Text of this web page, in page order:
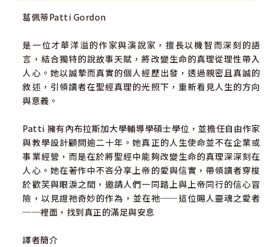
葛佩蒂Patti Gordon
是一位才華洋溢的作家與演說家，擅長以機智而深刻的語
言，結合獨特的說故事天賦，將改變生命的真理從理性帶入
人心。她以誠摯而真實的個人經歷出發，透過親密且真誠的
敘述，引領讀者在聖經真理的光照下，重新看見人生的方向
與意義。
Patti 擁有內布拉斯加大學輔導學碩士學位，並擔任自由作家
與教學設計顧問逾二十年。她真正的人生使命並不在企業或
事業經營，而是在於將聖經中能夠改變生命的真理深深刻在
人心。她在著作中不吝分享上帝的愛與信實，帶領讀者穿梭
於歡笑與眼淚之間，邀請人們一同踏上與上帝同行的信心冒
險，以見證祂奇妙的作為，並在祂──這位賜人靈魂之愛者
──裡面，找到真正的滿足與安息
譯者簡介